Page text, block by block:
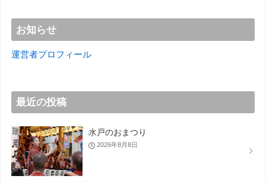
お知らせ
運営者プロフィール
最近の投稿
水戸のおまつり
2026年8月8日